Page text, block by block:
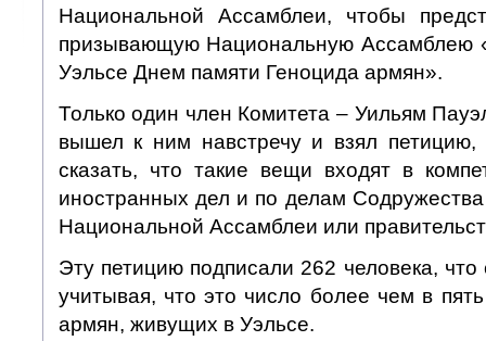
Национальной Ассамблеи, чтобы
призывающую Национальную Ассамблею
Уэльсе Днем памяти Геноцида армян».
Только один член Комитета – Уильям
вышел к ним навстречу и взял
сказать, что такие вещи входят в
иностранных дел и по делам
Национальной Ассамблеи или
Эту петицию подписали 262 человека,
учитывая, что это число более чем в
армян, живущих в Уэльсе.